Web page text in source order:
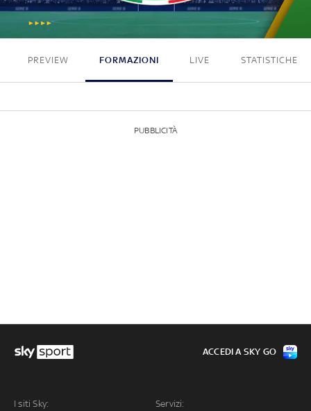
0 - 0
PREVIEW FORMAZIONI LIVE STATISTICHE
PUBBLICITÀ
I siti Sky: Servizi:
ACCEDI A SKY GO